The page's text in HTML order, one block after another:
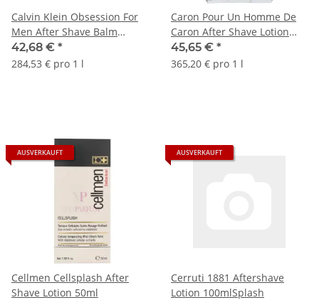
Calvin Klein Obsession For
Men After Shave Balm
150ml
42,68 € *
284,53 € pro 1 l
Caron Pour Un Homme De
Caron After Shave Lotion
125ml
45,65 € *
365,20 € pro 1 l
AUSVERKAUFT
Cellmen Cellsplash After
Shave Lotion 50ml
AUSVERKAUFT
Cerruti 1881 Aftershave
Lotion 100mlSplash